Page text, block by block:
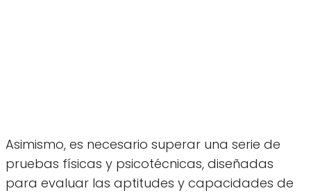
Asimismo, es necesario superar una serie de
pruebas físicas y psicotécnicas, diseñadas
para evaluar las aptitudes y capacidades de